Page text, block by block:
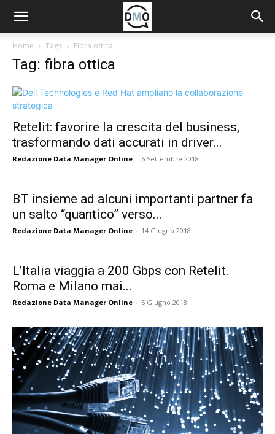
Home Tags Fibra ottica
Tag: fibra ottica
Retelit: favorire la crescita del business,
trasformando dati accurati in driver...
Redazione Data Manager Online - 6 Settembre 2018
BT insieme ad alcuni importanti partner fa
un salto “quantico” verso...
Redazione Data Manager Online - 14 Giugno 2018
L’Italia viaggia a 200 Gbps con Retelit.
Roma e Milano mai...
Redazione Data Manager Online - 5 Giugno 2018